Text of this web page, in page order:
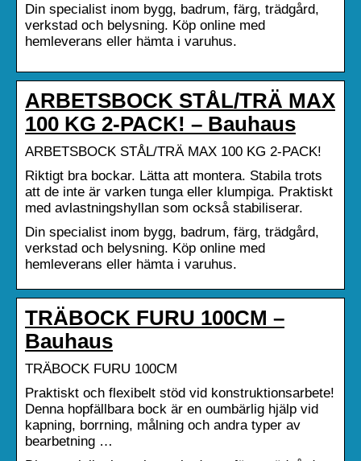
Din specialist inom bygg, badrum, färg, trädgård,
verkstad och belysning. Köp online med
hemleverans eller hämta i varuhus.
ARBETSBOCK STÅL/TRÄ MAX
100 KG 2-PACK! – Bauhaus
ARBETSBOCK STÅL/TRÄ MAX 100 KG 2-PACK!
Riktigt bra bockar. Lätta att montera. Stabila trots
att de inte är varken tunga eller klumpiga. Praktiskt
med avlastningshyllan som också stabiliserar.
Din specialist inom bygg, badrum, färg, trädgård,
verkstad och belysning. Köp online med
hemleverans eller hämta i varuhus.
TRÄBOCK FURU 100CM –
Bauhaus
TRÄBOCK FURU 100CM
Praktiskt och flexibelt stöd vid konstruktionsarbete!
Denna hopfällbara bock är en oumbärlig hjälp vid
kapning, borrning, målning och andra typer av
bearbetning …